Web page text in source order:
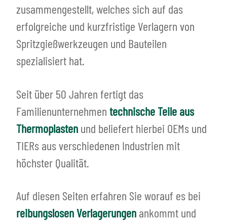
zusammengestellt, welches sich auf das
erfolgreiche und kurzfristige Verlagern von
Spritzgießwerkzeugen und Bauteilen
spezialisiert hat.
Seit über 50 Jahren fertigt das
Familienunternehmen technische Teile aus
Thermoplasten und beliefert hierbei OEMs und
TIERs aus verschiedenen Industrien mit
höchster Qualität.
Auf diesen Seiten erfahren Sie worauf es bei
reibungslosen Verlagerungen ankommt und